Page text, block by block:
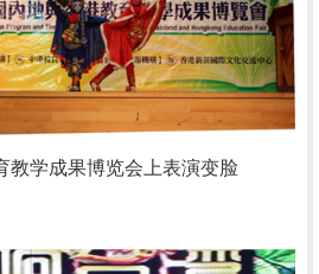
教学成果博览会上表演变脸